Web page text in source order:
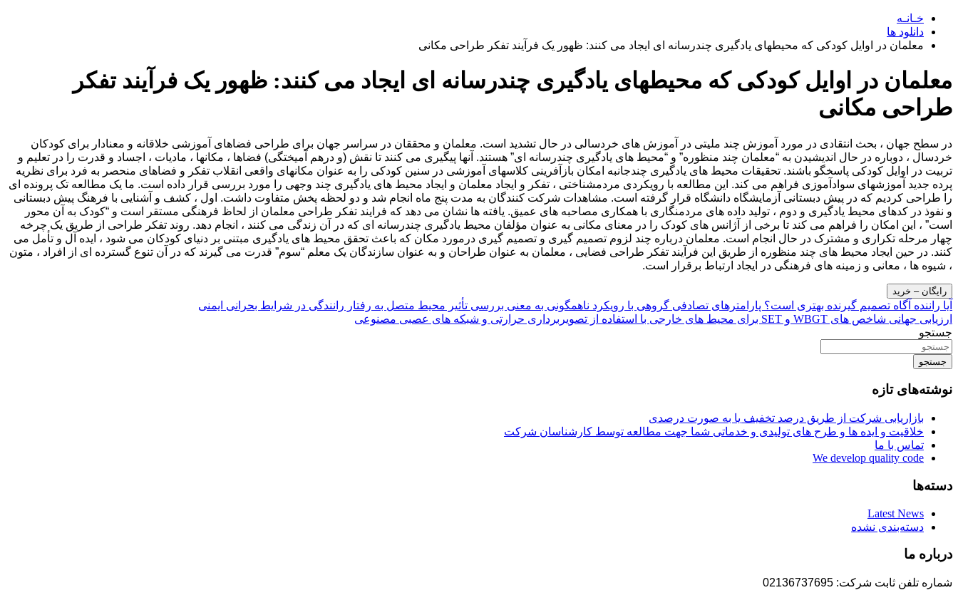
خـانـه
دانلود ها
معلمان در اوایل کودکی که محیطهای یادگیری چندرسانه ای ایجاد می کنند: ظهور یک فرآیند تفکر طراحی مکانی
معلمان در اوایل کودکی که محیطهای یادگیری چندرسانه ای ایجاد می کنند: ظهور یک فرآیند تفکر
طراحی مکانی
در سطح جهان ، بحث انتقادی در مورد آموزش چند ملیتی در آموزش های خردسالی در حال تشدید است. معلمان و محققان در سراسر جهان برای طراحی فضاهای آموزشی خلاقانه و معنادار برای کودکان
خردسال ، دوباره در حال اندیشیدن به “معلمان چند منظوره” و “محیط های یادگیری چندرسانه ای” هستند. آنها پیگیری می کنند تا نقش (و درهم آمیختگی) فضاها ، مکانها ، مادیات ، اجساد و قدرت را در تعلیم و
تربیت در اوایل کودکی پاسخگو باشند. تحقیقات محیط های یادگیری چندجانبه امکان بازآفرینی کلاسهای آموزشی در سنین کودکی را به عنوان مکانهای واقعی انقلاب تفکر و فضاهای منحصر به فرد برای نظریه
پرده جدید آموزشهای سوادآموزی فراهم می کند. این مطالعه با رویکردی مردمشناختی ، تفکر و ایجاد معلمان و ایجاد محیط های یادگیری چند وجهی را مورد بررسی قرار داده است. ما یک مطالعه تک پرونده ای
را طراحی کردیم که در پیش دبستانی آزمایشگاه دانشگاه قرار گرفته است. مشاهدات شرکت کنندگان به مدت پنج ماه انجام شد و دو لحظه پخش متفاوت داشت. اول ، کشف و آشنایی با فرهنگ پیش دبستانی
و نفوذ در کدهای محیط یادگیری و دوم ، تولید داده های مردمنگاری با همکاری مصاحبه های عمیق. یافته ها نشان می دهد که فرایند تفکر طراحی معلمان از لحاظ فرهنگی مستقر است و “کودک به آن محور
است” ، این امکان را فراهم می کند تا برخی از آژانس های کودک را در معنای مکانی به عنوان مؤلفان محیط یادگیری چندرسانه ای که در آن زندگی می کنند ، انجام دهد. روند تفکر طراحی از طریق یک چرخه
چهار مرحله تکراری و مشترک در حال انجام است. معلمان درباره چند لزوم تصمیم گیری و تصمیم گیری درمورد مکان که باعث تحقق محیط های یادگیری مبتنی بر دنیای کودکان می شود ، ایده آل و تأمل می
کنند. در حین ایجاد محیط های چند منظوره از طریق این فرآیند تفکر طراحی فضایی ، معلمان به عنوان طراحان و به عنوان سازندگان یک معلم “سوم” قدرت می گیرند که در آن تنوع گسترده ای از افراد ، متون
، شیوه ها ، معانی و زمینه های فرهنگی در ایجاد ارتباط برقرار است.
رایگان – خرید
راهبری
نوشته
آیا راننده آگاه تصمیم گیرنده بهتری است؟ پارامترهای تصادفی گروهی با رویکرد ناهمگونی به معنی بررسی تأثیر محیط متصل به رفتار رانندگی در شرایط بحرانی ایمنی
ارزیابی جهانی شاخص های WBGT و SET برای محیط های خارجی با استفاده از تصویربرداری حرارتی و شبکه های عصبی مصنوعی
جستجو
جستجو
نوشته‌های تازه
بازاریابی شرکت از طریق درصد تخفیف یا به صورت درصدی
خلاقیت و ایده ها و طرح های تولیدی و خدماتی شما جهت مطالعه توسط کارشناسان شرکت
تماس با ما
We develop quality code
دسته‌ها
Latest News
دسته‌بندی نشده
درباره ما
شماره تلفن ثابت شرکت: 02136737695